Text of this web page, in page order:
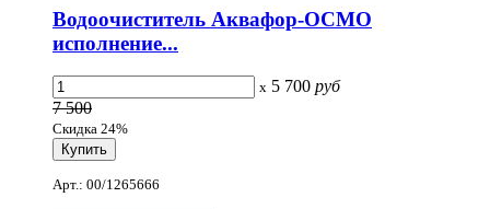
Водоочиститель Аквафор-ОСМО
исполнение...
x 5 700 руб
7 500
Скидка 24%
Арт.: 00/1265666